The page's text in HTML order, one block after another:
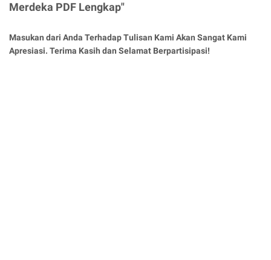
Merdeka PDF Lengkap"
Masukan dari Anda Terhadap Tulisan Kami Akan Sangat Kami
Apresiasi. Terima Kasih dan Selamat Berpartisipasi!